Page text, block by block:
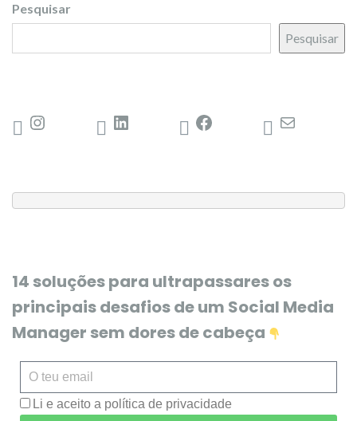
Pesquisar
Pesquisar
14 soluções para ultrapassares os
principais desafios de um Social Media
Manager sem dores de cabeça
Li e aceito a política de privacidade